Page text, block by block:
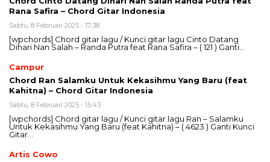
Rana Safira – Chord Gitar Indonesia
Sabtu, 8 Februari 2025 - 17:38
[wpchords] Chord gitar lagu / Kunci gitar lagu Cinto Datang
Dihari Nan Salah – Randa Putra feat Rana Safira – ( 121 ) Ganti…
Campur
Chord Ran Salamku Untuk Kekasihmu Yang Baru (feat
Kahitna) – Chord Gitar Indonesia
Sabtu, 8 Februari 2025 - 15:43
[wpchords] Chord gitar lagu / Kunci gitar lagu Ran – Salamku
Untuk Kekasihmu Yang Baru (feat Kahitna) – ( 4623 ) Ganti Kunci
Gitar…
Artis Cowo